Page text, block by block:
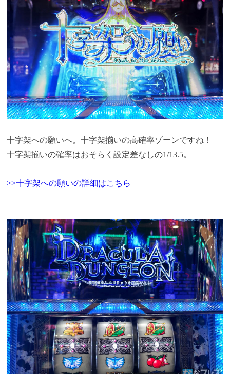
十字架への願いへ。十字架揃いの高確率ゾーンですね！
十字架揃いの確率はおそらく設定差なしの1/13.5。
>>十字架への願いの詳細はこちら